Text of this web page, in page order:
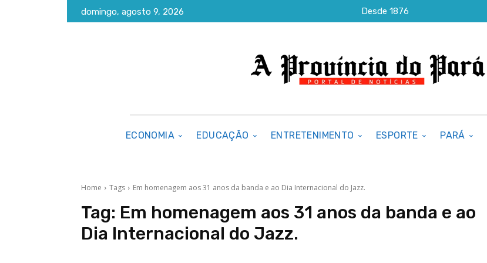
domingo, agosto 9, 2026 Desde 1876
ECONOMIA EDUCAÇÃO ENTRETENIMENTO ESPORTE PARÁ
Home Tags Em homenagem aos 31 anos da banda e ao Dia Internacional do Jazz.
Tag: Em homenagem aos 31 anos da banda e ao
Dia Internacional do Jazz.